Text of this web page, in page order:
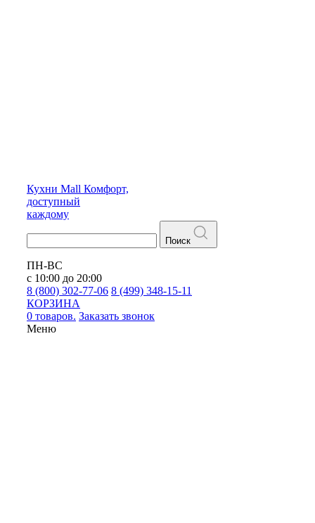
Кухни Mall Комфорт,
доступный
каждому
Поиск
ПН-ВС
с 10:00 до 20:00
8 (800) 302-77-06 8 (499) 348-15-11
КОРЗИНА
0 товаров. Заказать звонок
Меню